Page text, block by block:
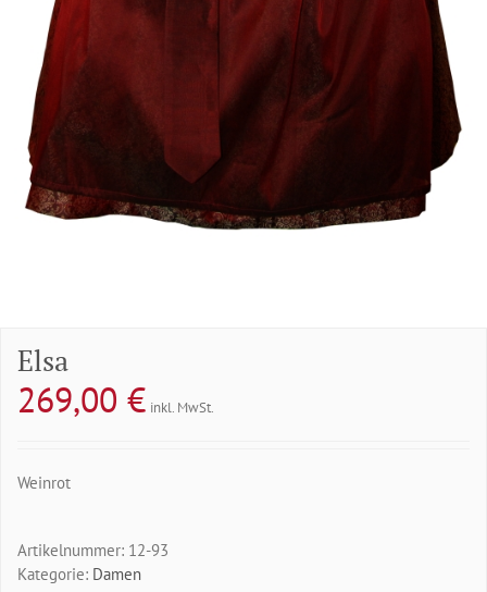
Elsa
269,00 € inkl. MwSt.
Weinrot
Artikelnummer: 12-93
Kategorie: Damen